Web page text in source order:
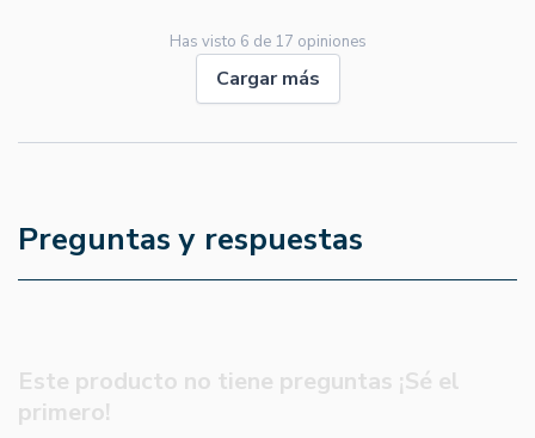
Has visto 6 de 17 opiniones
Cargar más
Preguntas y respuestas
Este producto no tiene preguntas ¡Sé el
primero!